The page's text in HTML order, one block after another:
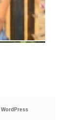
WordPress